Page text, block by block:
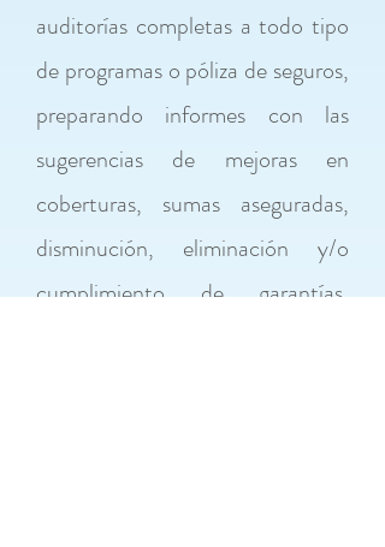
auditorías completas a todo tipo
de programas o póliza de seguros,
preparando informes con las
sugerencias de mejoras en
coberturas, sumas aseguradas,
disminución, eliminación y/o
cumplimiento de garantías,